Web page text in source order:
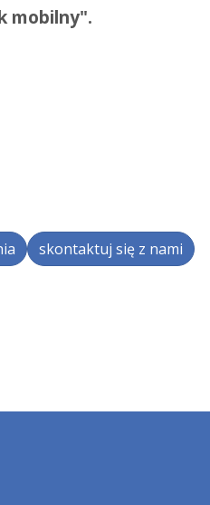
mobilny".
skontaktuj się z nami